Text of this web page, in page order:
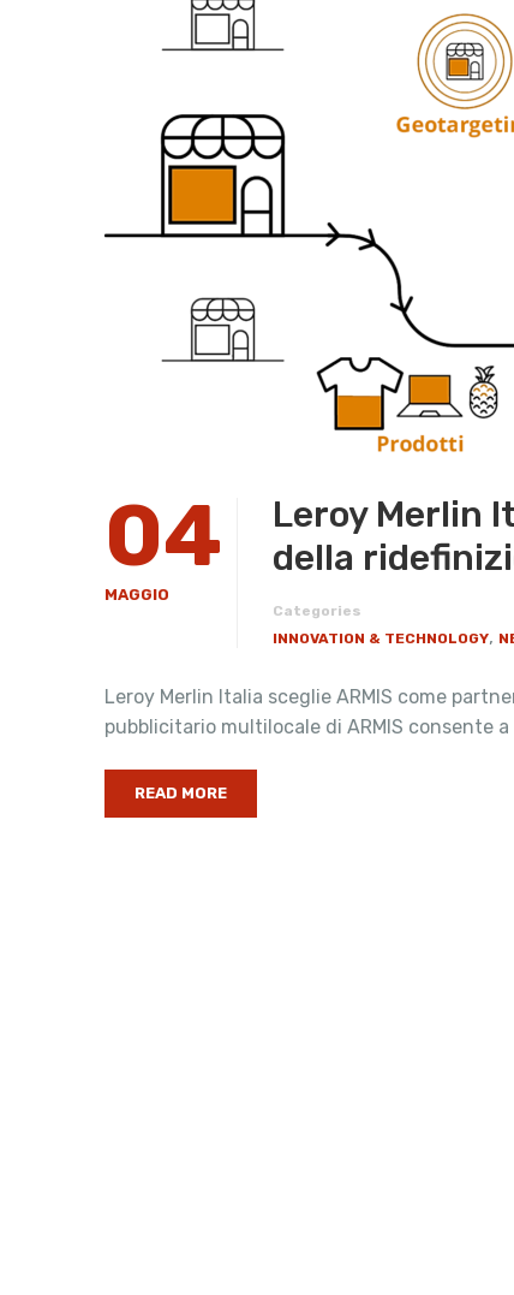
04
MAGGIO
Leroy Merlin
della
Categories
INNOVATION & TECHNOLOGY,
Leroy Merlin Italia sceglie ARMIS come
pubblicitario multilocale di ARMIS consente a
READ MORE